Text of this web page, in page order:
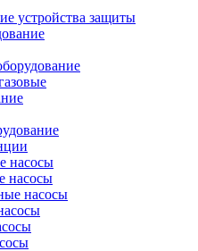
устройства защиты
насосы
насосы
насосы